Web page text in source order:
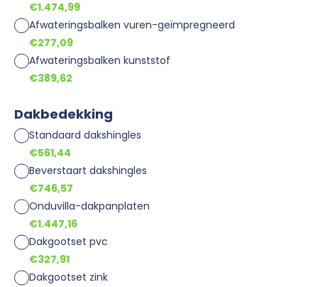
€1.474,99
Afwateringsbalken vuren-geïmpregneerd
€277,09
Afwateringsbalken kunststof
€389,62
Dakbedekking
Standaard dakshingles
€561,44
Beverstaart dakshingles
€746,57
Onduvilla-dakpanplaten
€1.447,16
Dakgootset pvc
€327,91
Dakgootset zink